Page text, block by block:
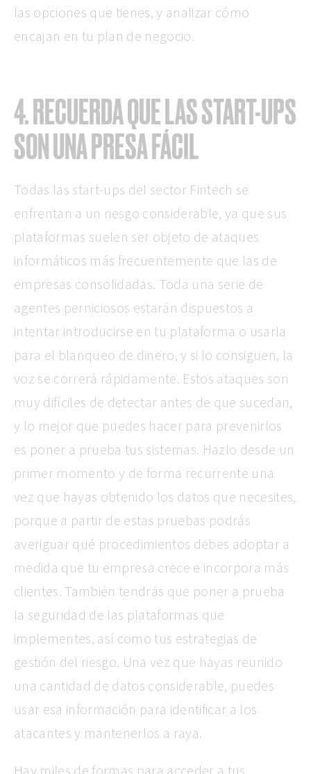
las opciones que tienes, y analizar cómo
encajan en tu plan de negocio.
4. RECUERDA QUE LAS START-UPS
SON UNA PRESA FÁCIL
Todas las start-ups del sector Fintech se
enfrentan a un riesgo considerable, ya que sus
plataformas suelen ser objeto de ataques
informáticos más frecuentemente que las de
empresas consolidadas. Toda una serie de
agentes perniciosos estarán dispuestos a
intentar introducirse en tu plataforma o usarla
para el blanqueo de dinero, y si lo consiguen, la
voz se correrá rápidamente. Estos ataques son
muy difíciles de detectar antes de que sucedan,
y lo mejor que puedes hacer para prevenirlos
es poner a prueba tus sistemas. Hazlo desde un
primer momento y de forma recurrente una
vez que hayas obtenido los datos que necesites,
porque a partir de estas pruebas podrás
averiguar qué procedimientos debes adoptar a
medida que tu empresa crece e incorpora más
clientes. También tendrás que poner a prueba
la seguridad de las plataformas que
implementes, así como tus estrategias de
gestión del riesgo. Una vez que hayas reunido
una cantidad de datos considerable, puedes
usar esa información para identificar a los
atacantes y mantenerlos a raya.
Hay miles de formas para acceder a tus